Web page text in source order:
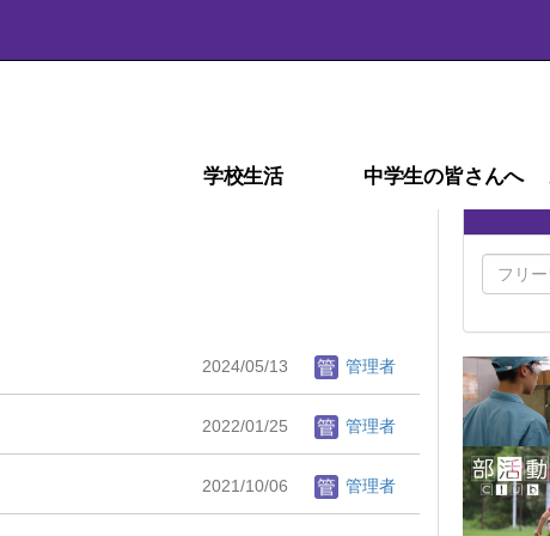
学校生活 中学生の皆さんへ
2024/05/13 管理者
2022/01/25 管理者
2021/10/06 管理者